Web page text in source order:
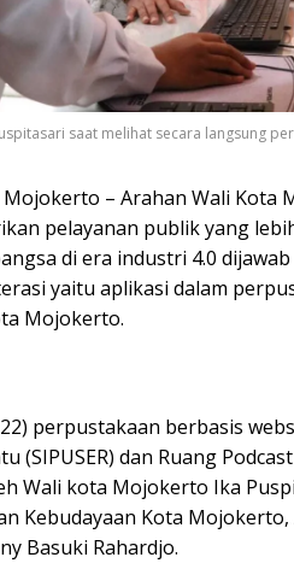
saat melihat secara langsung
Mojokerto – Arahan Wali
pelayanan publik yang
di era industri 4.0
yaitu aplikasi dalam
Mojokerto.
perpustakaan berbasis
(SIPUSER) dan Ruang
Wali kota Mojokerto Ika
Kebudayaan Kota
Basuki Rahardjo.